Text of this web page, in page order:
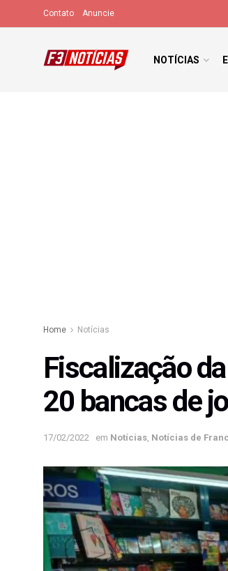
Contato Anuncie
NOTÍCIAS
Home Notícias
Fiscalização
20 bancas de
17/02/2022 em Notícias Notícias de